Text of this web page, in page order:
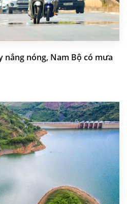
nắng nóng, Nam Bộ có mưa